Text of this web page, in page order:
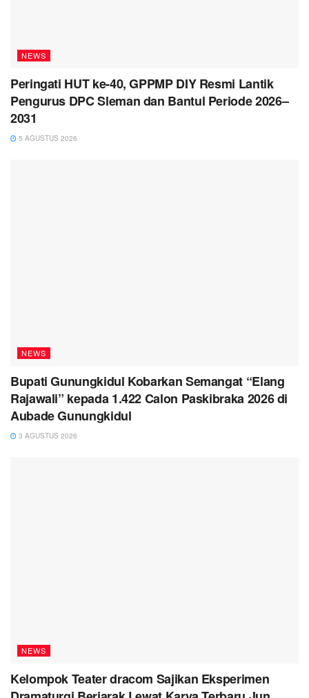
NEWS
Peringati HUT ke-40, GPPMP DIY Resmi Lantik
Pengurus DPC Sleman dan Bantul Periode 2026–
2031
5 AGUSTUS 2026
NEWS
Bupati Gunungkidul Kobarkan Semangat “Elang
Rajawali” kepada 1.422 Calon Paskibraka 2026 di
Aubade Gunungkidul
3 AGUSTUS 2026
NEWS
Kelompok Teater dracom Sajikan Eksperimen